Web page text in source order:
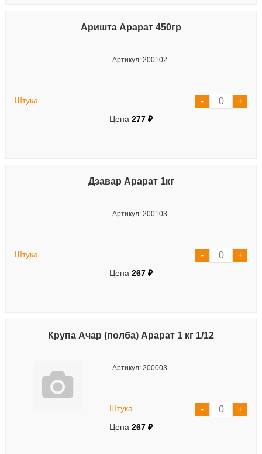
Аришта Арарат 450гр
Артикул: 200102
Штука
Цена 277 ₽
Дзавар Арарат 1кг
Артикул: 200103
Штука
Цена 267 ₽
Крупа Ачар (полба) Арарат 1 кг 1/12
Артикул: 200003
Штука
Цена 267 ₽